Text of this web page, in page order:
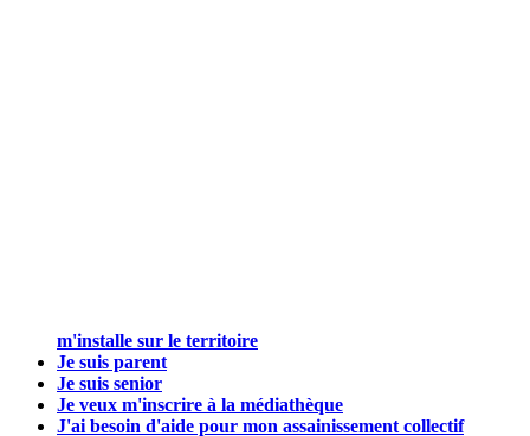
m'installe sur le territoire
Je suis parent
Je suis senior
Je veux m'inscrire à la médiathèque
J'ai besoin d'aide pour mon assainissement collectif